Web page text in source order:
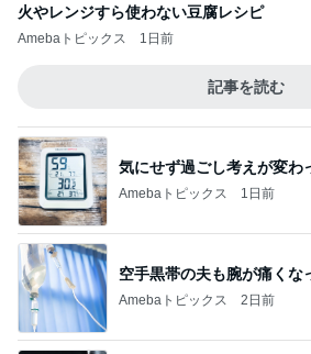
火やレンジすら使わない豆腐レシピ
Amebaトピックス 1日前
記事を読む
気にせず過ごし考えが変わ
Amebaトピックス 1日前
空手黒帯の夫も腕が痛くな
Amebaトピックス 2日前